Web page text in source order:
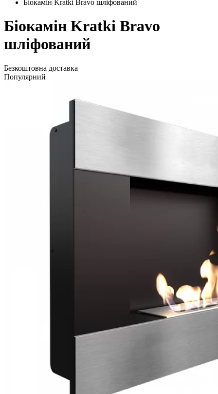
Біокамін Kratki Bravo шліфований
Біокамін Kratki Bravo
шліфований
Безкоштовна доставка
Популярний